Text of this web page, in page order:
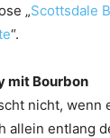
„Scottsdale
“.
mit Bourbon
nicht, wenn
allein entlang